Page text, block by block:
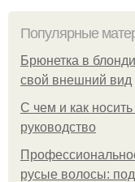
Популярные
Брюнетка в
свой внешний вид
С чем и как
руководство
русые волосы: